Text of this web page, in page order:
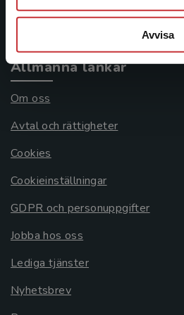
Avvisa
Allmänna länkar
Om oss
Avtal och rättigheter
Cookies
Cookieinställningar
GDPR och personuppgifter
Jobba hos oss
Lediga tjänster
Nyhetsbrev